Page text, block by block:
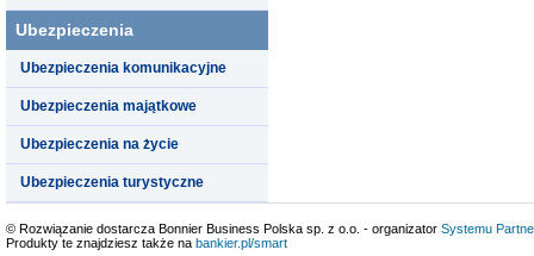
Ubezpieczenia
Ubezpieczenia komunikacyjne
Ubezpieczenia majątkowe
Ubezpieczenia na życie
Ubezpieczenia turystyczne
© Rozwiązanie dostarcza Bonnier Business Polska sp. z o.o. - organizator Systemu
Produkty te znajdziesz także na bankier.pl/smart